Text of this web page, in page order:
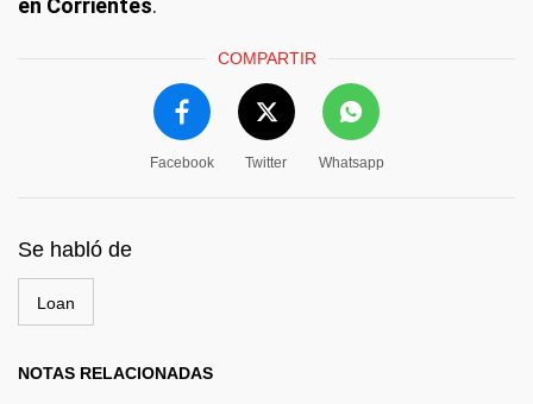
en Corrientes.
COMPARTIR
Facebook Twitter Whatsapp
Se habló de
Loan
NOTAS RELACIONADAS